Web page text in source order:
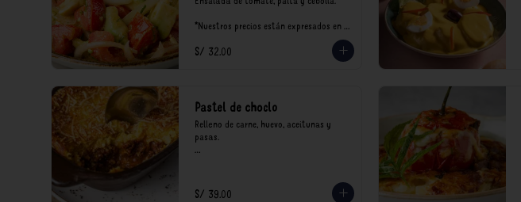
*Nuestros precios están expresados en
recargo al consumo.
S/ 32.00
Pastel de choclo
Relleno de carne, huevo, aceitunas y
pasas.
recargo al consumo.
S/ 39.00